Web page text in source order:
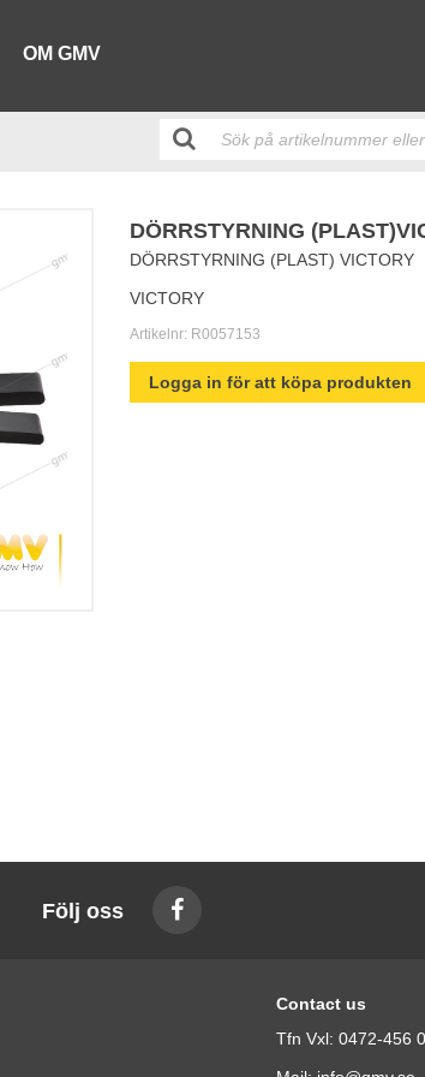
OM GMV
DÖRRSTYRNING
DÖRRSTYRNING (PLAST) VICTORY
VICTORY
Artikelnr: R0057153
Logga in för att köpa produkten
Följ oss
Contact us
Tfn Vxl: 0472-456